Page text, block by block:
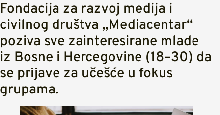
Fondacija za razvoj medija i
civilnog društva „Mediacentar“
poziva sve zainteresirane mlade
iz Bosne i Hercegovine (18–30) da
se prijave za učešće u fokus
grupama.